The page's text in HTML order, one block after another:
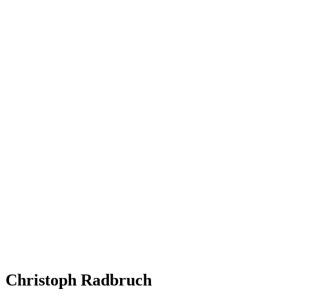
Christoph Radbruch